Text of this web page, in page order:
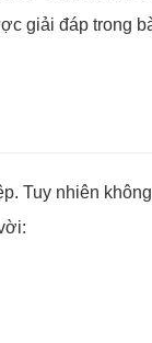
giải đáp trong
Tuy nhiên